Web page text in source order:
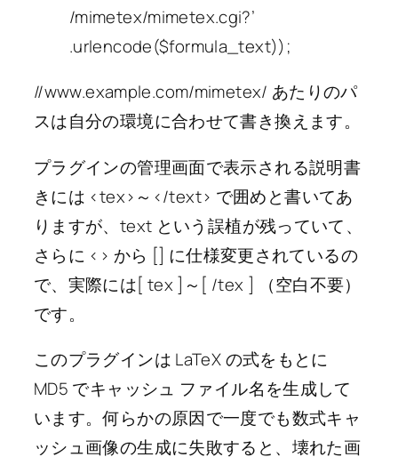
/mimetex/mimetex.cgi?’
.urlencode($formula_text));
//www.example.com/mimetex/ あたりのパ
スは自分の環境に合わせて書き換えます。
プラグインの管理画面で表示される説明書
きには <tex>～</text> で囲めと書いてあ
りますが、text という誤植が残っていて、
さらに <> から [] に仕様変更されているの
で、実際には[ tex ]～[ /tex ] （空白不要）
です。
このプラグインは LaTeX の式をもとに
MD5 でキャッシュ ファイル名を生成して
います。何らかの原因で一度でも数式キャ
ッシュ画像の生成に失敗すると、壊れた画